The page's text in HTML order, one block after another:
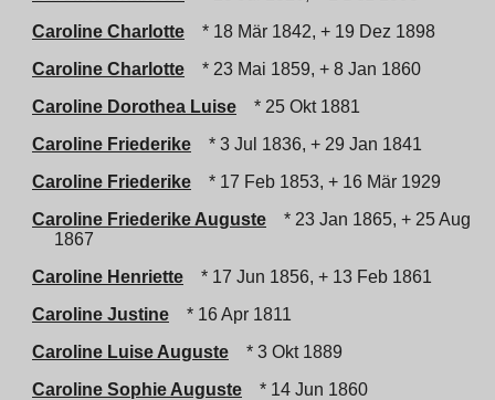
Caroline Charlotte
* 18 Mär 1842, + 19 Dez 1898
Caroline Charlotte
* 23 Mai 1859, + 8 Jan 1860
Caroline Dorothea Luise
* 25 Okt 1881
Caroline Friederike
* 3 Jul 1836, + 29 Jan 1841
Caroline Friederike
* 17 Feb 1853, + 16 Mär 1929
Caroline Friederike Auguste
* 23 Jan 1865, + 25 Aug
1867
Caroline Henriette
* 17 Jun 1856, + 13 Feb 1861
Caroline Justine
* 16 Apr 1811
Caroline Luise Auguste
* 3 Okt 1889
Caroline Sophie Auguste
* 14 Jun 1860